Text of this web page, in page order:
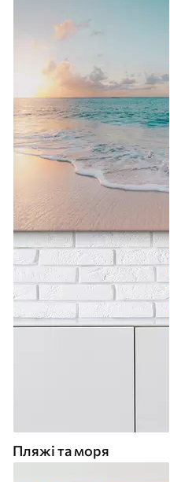
Пляжі та моря